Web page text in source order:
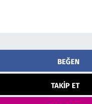
BEĞEN
TAKIP ET